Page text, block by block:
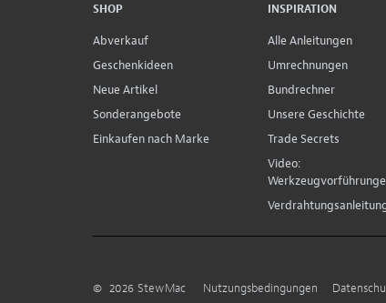
SHOP
Abverkauf
Geschenkideen
Neue Artikel
Sonderangebote
Einkaufen nach Marke
INSPIRATION
Alle Anleitungen
Umrechnungen
Bundrechner
Unsere Geschichte
Trade Secrets
Video:
© 2026 StewMac Nutzungsbedingungen